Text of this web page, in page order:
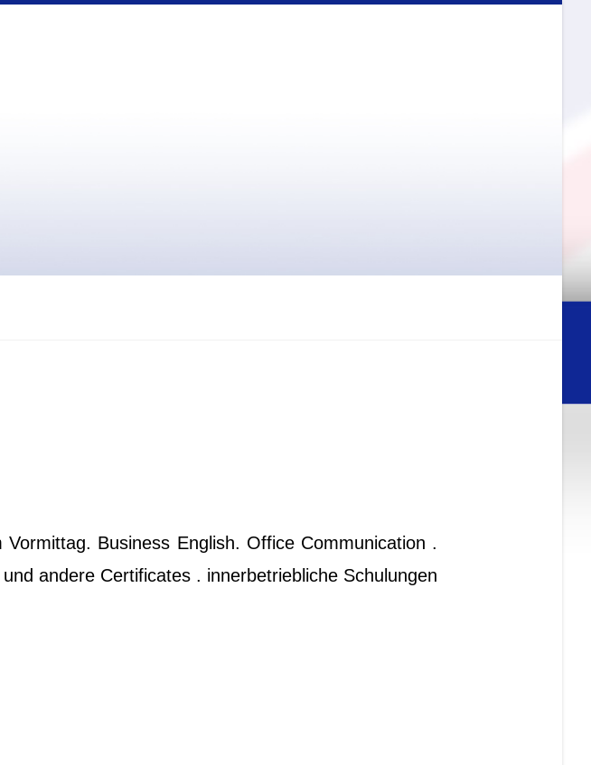
Business English. Office Communication .
andere Certificates . innerbetriebliche Schulungen